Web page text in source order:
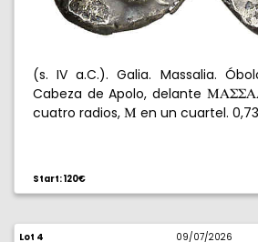
(s. IV a.C.). Galia. Massalia.
Cabeza de Apolo, delante
cuatro radios, M en un cuartel.
Start: 120€
Lot 4 09/07/2026